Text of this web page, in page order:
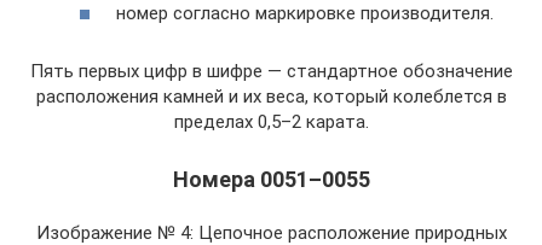
номер согласно маркировке производителя.
Пять первых цифр в шифре — стандартное обозначение
расположения камней и их веса, который колеблется в
пределах 0,5–2 карата.
Номера 0051–0055
Изображение № 4: Цепочное расположение природных